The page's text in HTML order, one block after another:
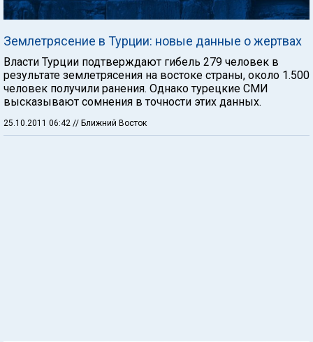
Землетрясение в Турции: новые данные о жертвах
Власти Турции подтверждают гибель 279 человек в
результате землетрясения на востоке страны, около 1.500
человек получили ранения. Однако турецкие СМИ
высказывают сомнения в точности этих данных.
25.10.2011 06:42 // Ближний Восток